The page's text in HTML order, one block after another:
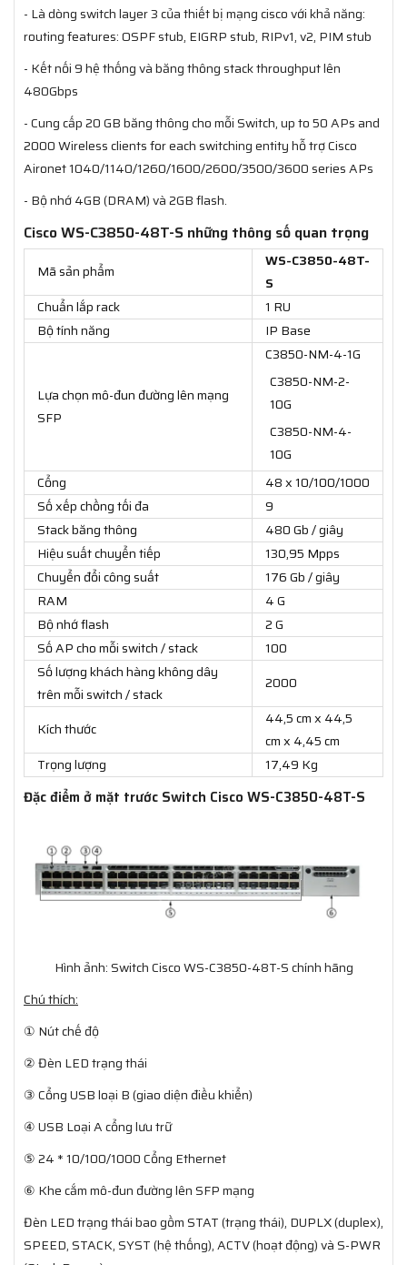
- Là dòng switch layer 3 của thiết bị mạng cisco với khả năng:
routing features: OSPF stub, EIGRP stub, RIPv1, v2, PIM stub
- Kết nối 9 hệ thống và băng thông stack throughput lên
480Gbps
- Cung cấp 20 GB băng thông cho mỗi Switch, up to 50 APs and
2000 Wireless clients for each switching entity hỗ trợ Cisco
Aironet 1040/1140/1260/1600/2600/3500/3600 series APs
- Bộ nhớ 4GB (DRAM) và 2GB flash.
Cisco WS-C3850-48T-S những thông số quan trọng
Mã sản phẩm
WS-C3850-48T-
S
Chuẩn lắp rack
1 RU
Bộ tính năng
IP Base
Lựa chọn mô-đun đường lên mạng
SFP
C3850-NM-4-1G
C3850-NM-2-
10G
C3850-NM-4-
10G
Cổng
48 x 10/100/1000
Số xếp chồng tối đa
9
Stack băng thông
480 Gb / giây
Hiệu suất chuyển tiếp
130,95 Mpps
Chuyển đổi công suất
176 Gb / giây
RAM
4 G
Bộ nhớ flash
2 G
Số AP cho mỗi switch / stack
100
Số lượng khách hàng không dây
trên mỗi switch / stack
2000
Kích thước
44,5 cm x 44,5
cm x 4,45 cm
Trọng lượng
17,49 Kg
Đặc điểm ở mặt trước Switch Cisco WS-C3850-48T-S
Hình ảnh: Switch Cisco WS-C3850-48T-S chính hãng
Chú thích:
① Nút chế độ
② Đèn LED trạng thái
③ Cổng USB loại B (giao diện điều khiển)
④ USB Loại A cổng lưu trữ
⑤ 24 * 10/100/1000 Cổng Ethernet
⑥ Khe cắm mô-đun đường lên SFP mạng
Đèn LED trạng thái bao gồm STAT (trạng thái), DUPLX (duplex),
SPEED, STACK, SYST (hệ thống), ACTV (hoạt động) và S-PWR